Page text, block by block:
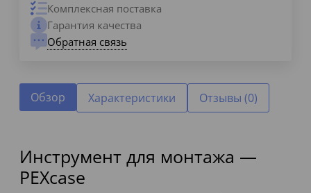
Комплексная поставка
Гарантия качества
Обратная связь
Обзор Характеристики Отзывы (0)
Инструмент для монтажа —
PEXcase